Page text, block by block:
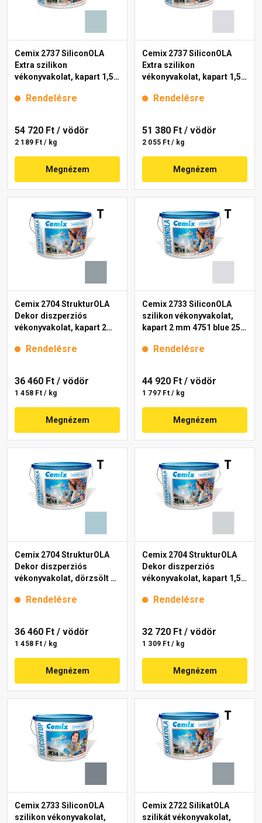
Cemix 2737 SiliconOLA
Extra szilikon
vékonyvakolat, kapart 1,5
Rendelésre
54 720 Ft / vödör
2 189 Ft / kg
Megnézem
Cemix 2737 SiliconOLA
Extra szilikon
vékonyvakolat, kapart 1,5
Rendelésre
51 380 Ft / vödör
2 055 Ft / kg
Megnézem
Cemix 2704 StrukturOLA
Dekor diszperziós
vékonyvakolat, kapart 2
Rendelésre
36 460 Ft / vödör
1 458 Ft / kg
Megnézem
Cemix 2733 SiliconOLA
szilikon vékonyvakolat,
kapart 2 mm 4751 blue 25
Rendelésre
44 920 Ft / vödör
1 797 Ft / kg
Megnézem
Cemix 2704 StrukturOLA
Dekor diszperziós
vékonyvakolat, dörzsölt 2
Rendelésre
36 460 Ft / vödör
1 458 Ft / kg
Megnézem
Cemix 2704 StrukturOLA
Dekor diszperziós
vékonyvakolat, kapart 1,5
Rendelésre
32 720 Ft / vödör
1 309 Ft / kg
Megnézem
Cemix 2733 SiliconOLA
szilikon vékonyvakolat,
Cemix 2722 SilikatOLA
szilikát vékonyvakolat,